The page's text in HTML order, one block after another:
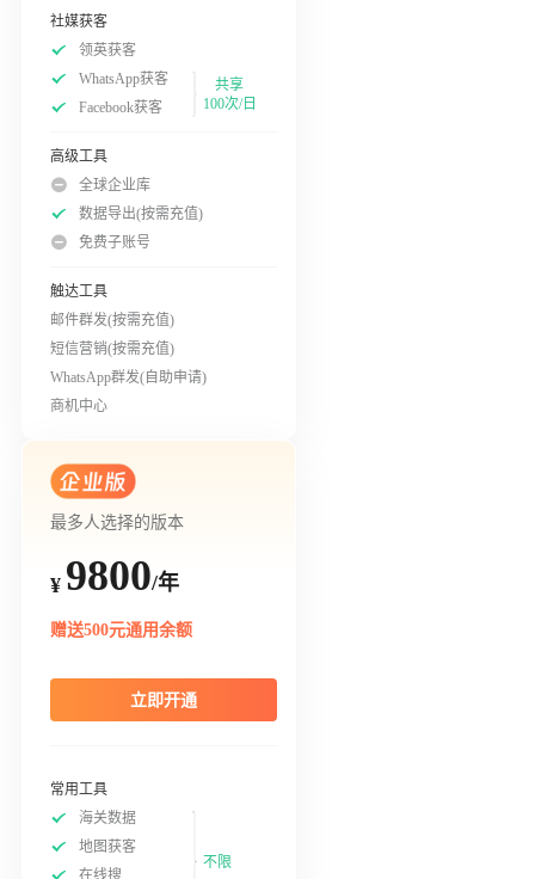
社媒获客
领英获客
WhatsApp获客
Facebook获客
共享
100次/日
高级工具
全球企业库
数据导出(按需充值)
免费子账号
触达工具
邮件群发(按需充值)
短信营销(按需充值)
WhatsApp群发(自助申请)
商机中心
最多人选择的版本
¥ 9800/年
赠送500元通用余额
立即开通
常用工具
海关数据
地图获客
在线搜
不限